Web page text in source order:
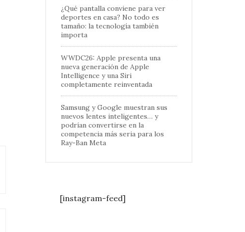
¿Qué pantalla conviene para ver
deportes en casa? No todo es
tamaño: la tecnología también
importa
WWDC26: Apple presenta una
nueva generación de Apple
Intelligence y una Siri
completamente reinventada
Samsung y Google muestran sus
nuevos lentes inteligentes… y
podrían convertirse en la
competencia más seria para los
Ray-Ban Meta
[instagram-feed]